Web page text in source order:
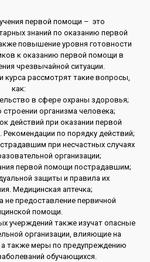
первой помощи – это
знаний по оказанию первой
повышение уровня готовности
к оказанию первой помощи в
чрезвычайной ситуации.
курса рассмотрят такие вопросы,
как:
в сфере охраны здоровья;
строении организма человека;
действий при оказании первой
по порядку действий;
при несчастных случаях
организации;
первой помощи пострадавшим;
защиты и правила их
Медицинская аптечка;
не предоставление первичной
помощи.
учерждений также изучат опасные
организации, влияющие на
также меры по предупреждению
обучающихся.